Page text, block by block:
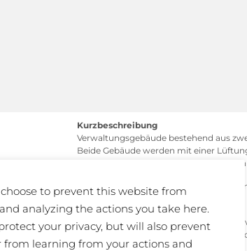
Kurzbeschreibung
Verwaltungsgebäude bestehend aus
Beide Gebäude werden mit einer
Kühldecke aus Metall und teilweise
Dezentrale Warmwasserbereitung in
Zentrale Wärmeerzeugung über eine
über eine Gebäudeautomation mit
to prevent this website from
analyzing the actions you take here.
your privacy, but will also prevent
from learning from your actions and